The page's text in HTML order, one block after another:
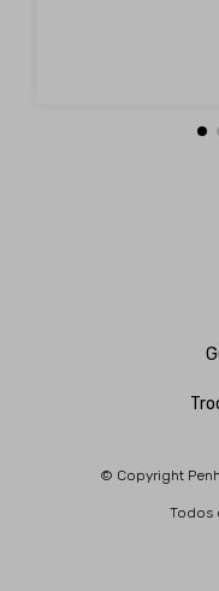
© Copyright
Todos